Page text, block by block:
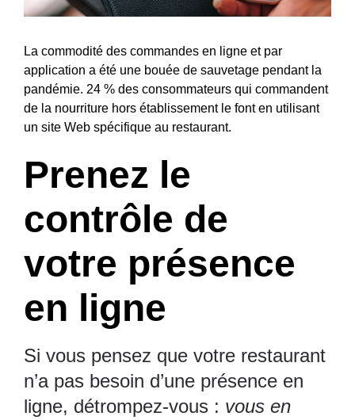
La commodité des commandes en ligne et par
application a été une bouée de sauvetage pendant la
pandémie. 24 % des consommateurs qui commandent
de la nourriture hors établissement le font en utilisant
un site Web spécifique au restaurant.
Prenez le
contrôle de
votre présence
en ligne
Si vous pensez que votre restaurant
n’a pas besoin d’une présence en
ligne, détrompez-vous : vous en